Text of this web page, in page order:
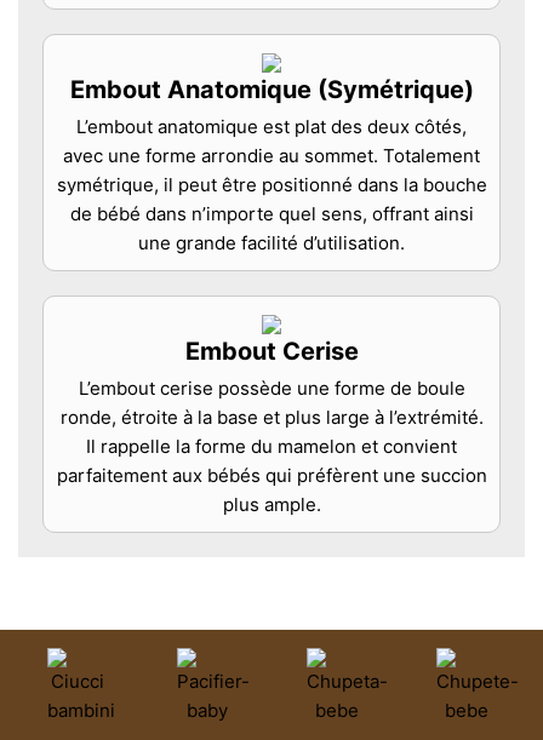
Embout Anatomique (Symétrique)
L’embout anatomique est plat des deux côtés,
avec une forme arrondie au sommet. Totalement
symétrique, il peut être positionné dans la bouche
de bébé dans n’importe quel sens, offrant ainsi
une grande facilité d’utilisation.
Embout Cerise
L’embout cerise possède une forme de boule
ronde, étroite à la base et plus large à l’extrémité.
Il rappelle la forme du mamelon et convient
parfaitement aux bébés qui préfèrent une succion
plus ample.